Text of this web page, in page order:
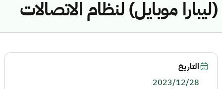
(ليبارا موبايل) لنظام الاتصالات
التاريخ
2023/12/28